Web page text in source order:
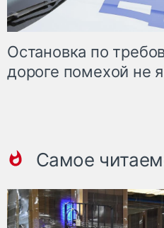
Остановка по
дороге помехой не
Самое